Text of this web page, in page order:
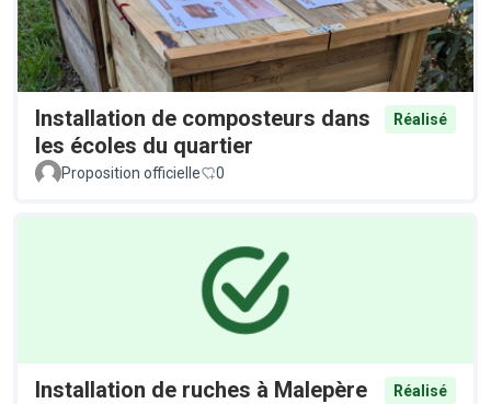
Installation de composteurs dans
les écoles du quartier
Réalisé
Proposition officielle 0
Installation de ruches à Malepère
Réalisé